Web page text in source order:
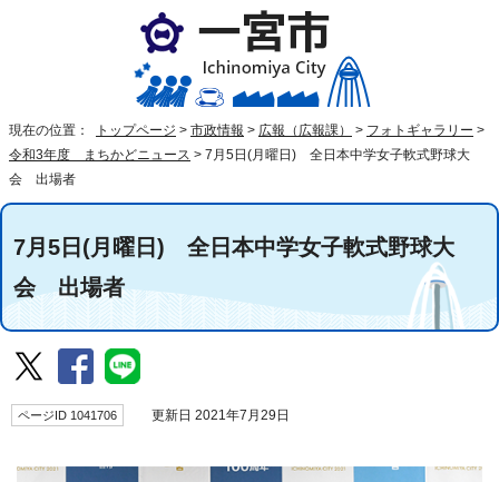
現在の位置： トップページ > 市政情報 > 広報（広報課） > フォトギャラリー >
令和3年度 まちかどニュース > 7月5日(月曜日) 全日本中学女子軟式野球大
会 出場者
7月5日(月曜日) 全日本中学女子軟式野球大
会 出場者
ページID 1041706 更新日 2021年7月29日